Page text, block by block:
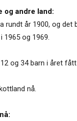
og andre land:
rundt år 1900, og
1965 og 1969.
og 34 barn i året
nå.